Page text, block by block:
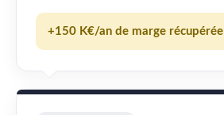
+150 K€/an de marge récupérée